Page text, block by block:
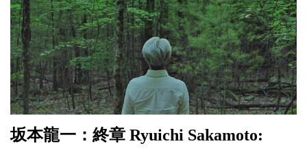
坂本龍一：終章 Ryuichi Sakamoto: